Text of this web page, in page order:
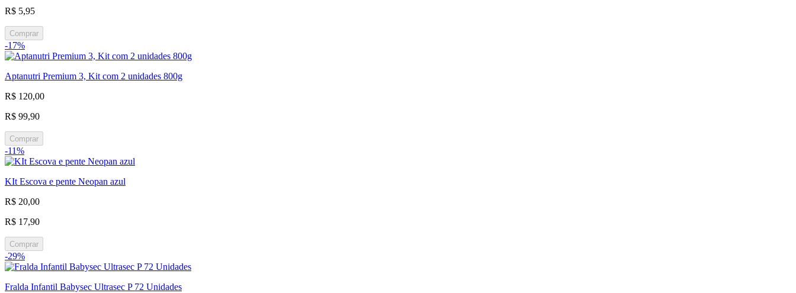
R$ 5,95
Comprar
-17%
Aptanutri Premium 3, Kit com 2 unidades 800g
R$ 120,00
R$ 99,90
Comprar
-11%
KIt Escova e pente Neopan azul
R$ 20,00
R$ 17,90
Comprar
-29%
Fralda Infantil Babysec Ultrasec P 72 Unidades